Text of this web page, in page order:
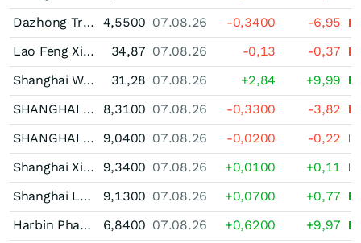
Dazhong Transportation (Group) (A)
4,5500 07.08.26 -0,3400
-6,95
Lao Feng Xiang (A)
34,87 07.08.26 -0,13
-0,37
Shanghai Wanye Enterprises (A)
31,28 07.08.26 +2,84
+9,99
SHANGHAI HUAYI GROUP LTD (A)
8,3100 07.08.26 -0,3300
-3,82
SHANGHAI WAIGAOQIAO FREE TRADE ZONE GROUP (A)
9,0400 07.08.26 -0,0200
-0,22
Shanghai Xinnanyang Only Education & Technology Ltd. Registered (A)
9,3400 07.08.26 +0,0100
+0,11
Shanghai Lujiazui Finance & Trade Zone Development (A)
9,1300 07.08.26 +0,0700
+0,77
Harbin Pharmaceutical Group (A)
6,8400 07.08.26 +0,6200 +9,97